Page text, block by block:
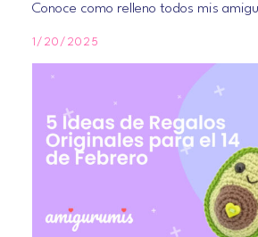
Conoce como relleno todos mis
1/20/2025